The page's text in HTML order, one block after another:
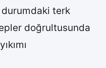
terk
doğrultusunda